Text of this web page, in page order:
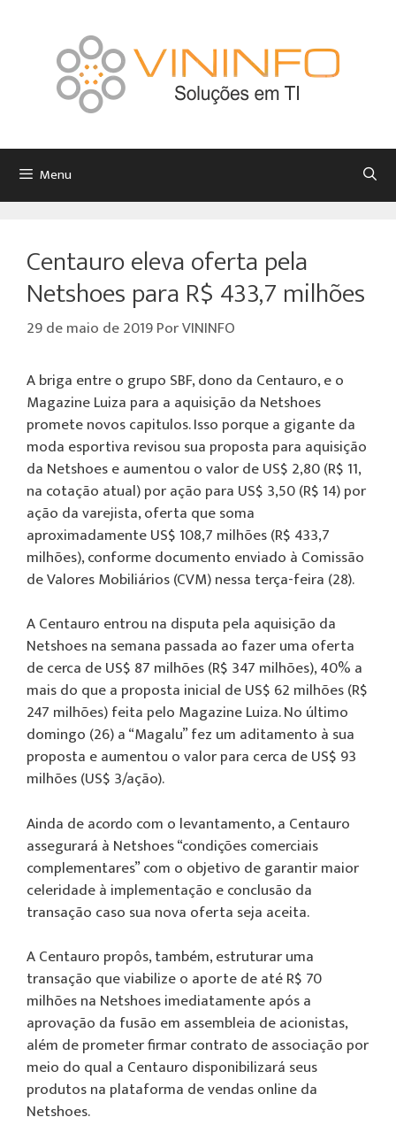
Menu
Centauro eleva oferta pela
Netshoes para R$ 433,7 milhões
29 de maio de 2019PorVININFO
A briga entre o grupo SBF, dono da Centauro, e o
Magazine Luiza para a aquisição da Netshoes
promete novos capitulos. Isso porque a gigante da
moda esportiva revisou sua proposta para aquisição
da Netshoes e aumentou o valor de US$ 2,80 (R$ 11,
na cotação atual) por ação para US$ 3,50 (R$ 14) por
ação da varejista, oferta que soma
aproximadamente US$ 108,7 milhões (R$ 433,7
milhões), conforme documento enviado à Comissão
de Valores Mobiliários (CVM) nessa terça-feira (28).
A Centauro entrou na disputa pela aquisição da
Netshoes na semana passada ao fazer uma oferta
de cerca de US$ 87 milhões (R$ 347 milhões), 40% a
mais do que a proposta inicial de US$ 62 milhões (R$
247 milhões) feita pelo Magazine Luiza. No último
domingo (26) a “Magalu” fez um aditamento à sua
proposta e aumentou o valor para cerca de US$ 93
milhões (US$ 3/ação).
Ainda de acordo com o levantamento, a Centauro
assegurará à Netshoes “condições comerciais
complementares” com o objetivo de garantir maior
celeridade à implementação e conclusão da
transação caso sua nova oferta seja aceita.
A Centauro propôs, também, estruturar uma
transação que viabilize o aporte de até R$ 70
milhões na Netshoes imediatamente após a
aprovação da fusão em assembleia de acionistas,
além de prometer firmar contrato de associação por
meio do qual a Centauro disponibilizará seus
produtos na plataforma de vendas online da
Netshoes.